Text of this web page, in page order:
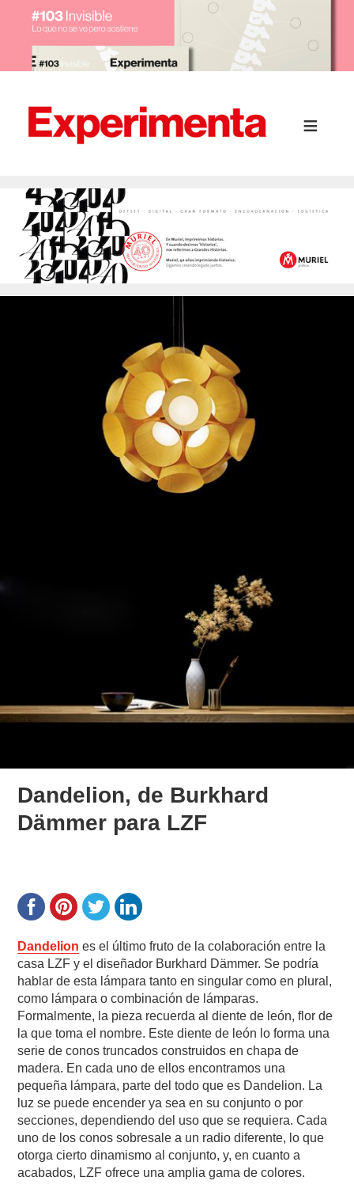
Dandelion, de Burkhard
Dämmer para LZF
Dandelion es el último fruto de la colaboración entre la
casa LZF y el diseñador Burkhard Dämmer. Se podría
hablar de esta lámpara tanto en singular como en plural,
como lámpara o combinación de lámparas.
Formalmente, la pieza recuerda al diente de león, flor de
la que toma el nombre. Este diente de león lo forma una
serie de conos truncados construidos en chapa de
madera. En cada uno de ellos encontramos una
pequeña lámpara, parte del todo que es Dandelion. La
luz se puede encender ya sea en su conjunto o por
secciones, dependiendo del uso que se requiera. Cada
uno de los conos sobresale a un radio diferente, lo que
otorga cierto dinamismo al conjunto, y, en cuanto a
acabados, LZF ofrece una amplia gama de colores.